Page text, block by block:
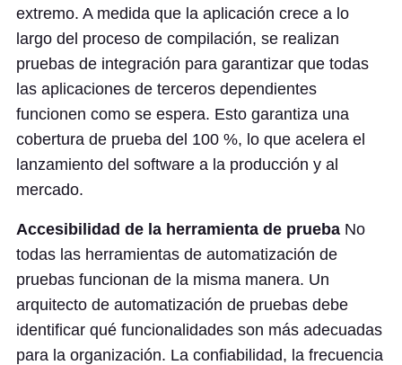
extremo. A medida que la aplicación crece a lo
largo del proceso de compilación, se realizan
pruebas de integración para garantizar que todas
las aplicaciones de terceros dependientes
funcionen como se espera. Esto garantiza una
cobertura de prueba del 100 %, lo que acelera el
lanzamiento del software a la producción y al
mercado.
Accesibilidad de la herramienta de prueba No
todas las herramientas de automatización de
pruebas funcionan de la misma manera. Un
arquitecto de automatización de pruebas debe
identificar qué funcionalidades son más adecuadas
para la organización. La confiabilidad, la frecuencia